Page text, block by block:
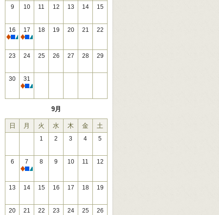
9 10 11 12 13 14 15
16
休館
17
休館
18 19 20 21 22
23 24 25 26 27 28 29
30
31
休館
9月
日 月 火 水 木 金 土
1 2 3 4 5
6
7
休館
8 9 10 11 12
13 14 15 16 17 18 19
20
21
22 23 24 25 26